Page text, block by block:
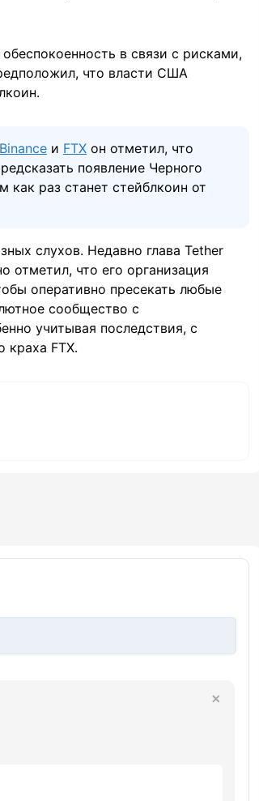
в связи с рисками,
что власти США
Binance и FTX он отметил, что
появление Черного
раз станет стейблкоин от
слухов. Недавно глава Tether
что его организация
оперативно пресекать любые
сообщество с
учитывая последствия, с
краха FTX.